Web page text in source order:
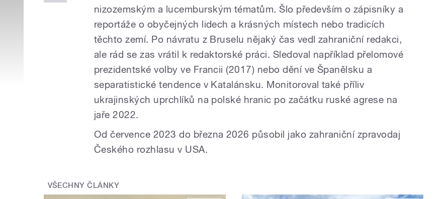
nizozemským a lucemburským tématům. Šlo především o zápisníky a
reportáže o obyčejných lidech a krásných místech nebo tradicích
těchto zemí. Po návratu z Bruselu nějaký čas vedl zahraniční redakci,
ale rád se zas vrátil k redaktorské práci. Sledoval například přelomové
prezidentské volby ve Francii (2017) nebo dění ve Španělsku a
separatistické tendence v Katalánsku. Monitoroval také příliv
ukrajinských uprchlíků na polské hranic po začátku ruské agrese na
jaře 2022.
Od července 2023 do března 2026 působil jako zahraniční zpravodaj
Českého rozhlasu v USA.
VŠECHNY ČLÁNKY